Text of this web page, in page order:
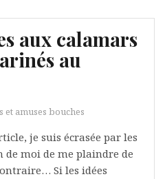
aux calamars
au
et amuses bouches
je suis écrasée par les
de moi de me plaindre de
Si les idées